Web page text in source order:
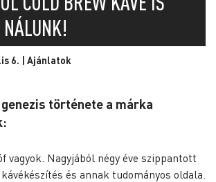
6. | Ajánlatok
története a márka
vagyok. Nagyjából négy éve szippantott
és annak tudományos oldala.